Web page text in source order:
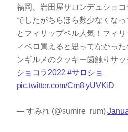
福岡、岩田屋サロンデュショ
でしたがちらほら数少なくな
とフィリップベル人気！フィ
ィベロ買えると思ってなかっ
ンギルメのクッキー歯触りサ
ショコラ2022 #サロショ
pic.twitter.com/Cm8lyUVKiD
— すみれ (@sumire_rum)